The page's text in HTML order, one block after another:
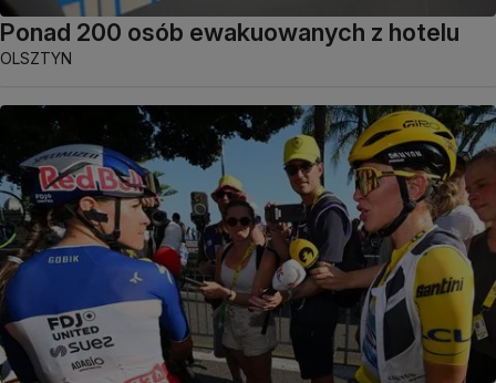
Ponad 200 osób ewakuowanych z hotelu
OLSZTYN